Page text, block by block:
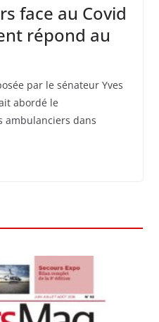
face au Covid
répond au
par le sénateur Yves
abordé le
ambulanciers dans